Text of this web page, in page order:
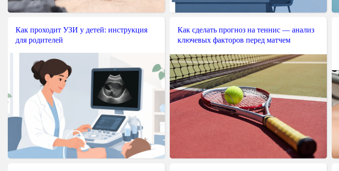
Как проходит УЗИ у детей: инструкция
для родителей
Как сделать прогноз на теннис — анализ
ключевых факторов перед матчем